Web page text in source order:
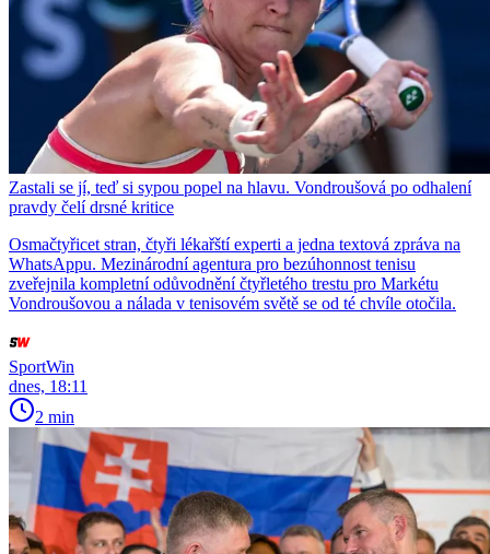
Zastali se jí, teď si sypou popel na hlavu. Vondroušová po odhalení
pravdy čelí drsné kritice
Osmačtyřicet stran, čtyři lékařští experti a jedna textová zpráva na
WhatsAppu. Mezinárodní agentura pro bezúhonnost tenisu
zveřejnila kompletní odůvodnění čtyřletého trestu pro Markétu
Vondroušovou a nálada v tenisovém světě se od té chvíle otočila.
SportWin
dnes, 18:11
2 min